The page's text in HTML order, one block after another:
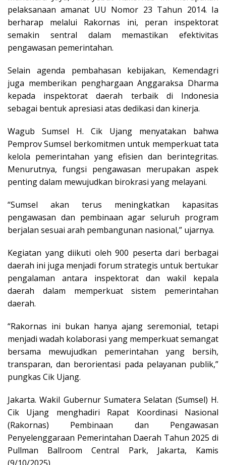
pelaksanaan amanat UU Nomor 23 Tahun 2014. Ia
berharap melalui Rakornas ini, peran inspektorat
semakin sentral dalam memastikan efektivitas
pengawasan pemerintahan.
Selain agenda pembahasan kebijakan, Kemendagri
juga memberikan penghargaan Anggaraksa Dharma
kepada inspektorat daerah terbaik di Indonesia
sebagai bentuk apresiasi atas dedikasi dan kinerja.
Wagub Sumsel H. Cik Ujang menyatakan bahwa
Pemprov Sumsel berkomitmen untuk memperkuat tata
kelola pemerintahan yang efisien dan berintegritas.
Menurutnya, fungsi pengawasan merupakan aspek
penting dalam mewujudkan birokrasi yang melayani.
“Sumsel akan terus meningkatkan kapasitas
pengawasan dan pembinaan agar seluruh program
berjalan sesuai arah pembangunan nasional,” ujarnya.
Kegiatan yang diikuti oleh 900 peserta dari berbagai
daerah ini juga menjadi forum strategis untuk bertukar
pengalaman antara inspektorat dan wakil kepala
daerah dalam memperkuat sistem pemerintahan
daerah.
“Rakornas ini bukan hanya ajang seremonial, tetapi
menjadi wadah kolaborasi yang memperkuat semangat
bersama mewujudkan pemerintahan yang bersih,
transparan, dan berorientasi pada pelayanan publik,”
pungkas Cik Ujang.
Jakarta. Wakil Gubernur Sumatera Selatan (Sumsel) H.
Cik Ujang menghadiri Rapat Koordinasi Nasional
(Rakornas) Pembinaan dan Pengawasan
Penyelenggaraan Pemerintahan Daerah Tahun 2025 di
Pullman Ballroom Central Park, Jakarta, Kamis